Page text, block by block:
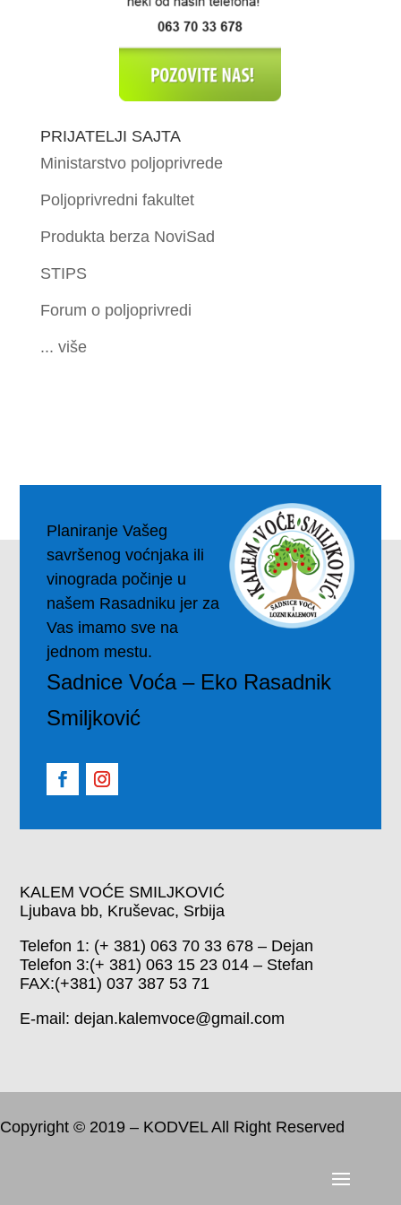
PRIJATELJI SAJTA
Ministarstvo poljoprivrede
Poljoprivredni fakultet
Produkta berza NoviSad
STIPS
Forum o poljoprivredi
... više
Planiranje Vašeg
savršenog voćnjaka ili
vinograda počinje u
našem Rasadniku jer za
Vas imamo sve na
jednom mestu.
Sadnice Voća – Eko Rasadnik
Smiljković
KALEM VOĆE SMILJKOVIĆ
Ljubava bb, Kruševac, Srbija
Telefon 1: (+ 381) 063 70 33 678 – Dejan
Telefon 3:(+ 381) 063 15 23 014 – Stefan
FAX:(+381) 037 387 53 71
E-mail: dejan.kalemvoce@gmail.com
Copyright © 2019 – KODVEL All Right Reserved